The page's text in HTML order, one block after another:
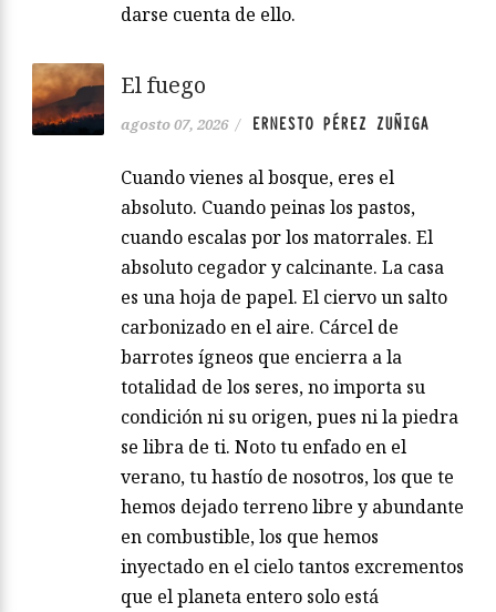
darse cuenta de ello.
El fuego
agosto 07, 2026 / ERNESTO PÉREZ ZUÑIGA
Cuando vienes al bosque, eres el
absoluto. Cuando peinas los pastos,
cuando escalas por los matorrales. El
absoluto cegador y calcinante. La casa
es una hoja de papel. El ciervo un salto
carbonizado en el aire. Cárcel de
barrotes ígneos que encierra a la
totalidad de los seres, no importa su
condición ni su origen, pues ni la piedra
se libra de ti. Noto tu enfado en el
verano, tu hastío de nosotros, los que te
hemos dejado terreno libre y abundante
en combustible, los que hemos
inyectado en el cielo tantos excrementos
que el planeta entero solo está